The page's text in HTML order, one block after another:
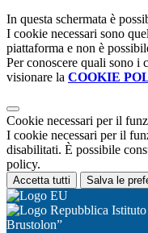
In questa schermata è
I cookie necessari sono
piattaforma e non è
Per conoscere quali sono i
visionare la COOKIE
Cookie necessari per il
I cookie necessari per il
disabilitati. È possibile
policy.
Accetta tutti Salva le
Brustolon”